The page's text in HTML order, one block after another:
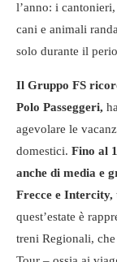
l’anno: i
cani e animali
solo durante il
Il Gruppo FS
Polo Passeggeri,
agevolare le
domestici. Fino al
anche di media e
Frecce e
quest’estate è
treni Regionali,